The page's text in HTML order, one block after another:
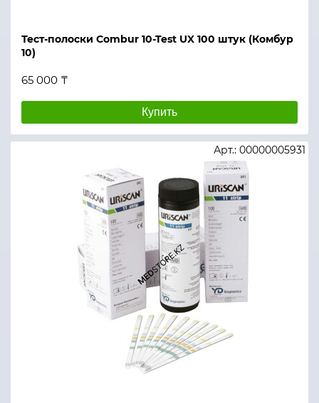
Тест-полоски Combur 10-Test UX 100 штук (Комбур
10)
65 000 ₸
Купить
Арт.: 00000005931